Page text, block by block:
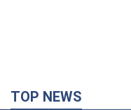
TOP NEWS